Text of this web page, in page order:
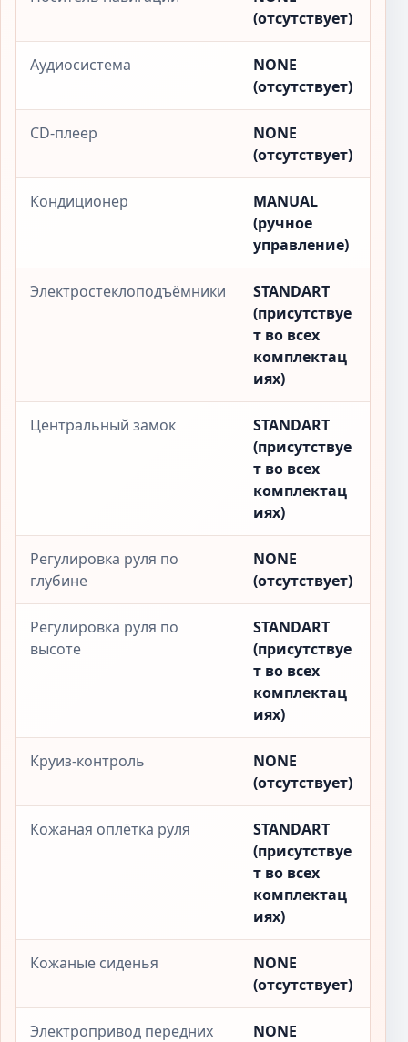
(отсутствует)
Аудиосистема
NONE
(отсутствует)
CD-плеер
NONE
(отсутствует)
Кондиционер
MANUAL
(ручное
управление)
Электростеклоподъёмники
STANDART
(присутствуе
т во всех
комплектац
иях)
Центральный замок
STANDART
(присутствуе
т во всех
комплектац
иях)
Регулировка руля по
глубине
NONE
(отсутствует)
Регулировка руля по
высоте
STANDART
(присутствуе
т во всех
комплектац
иях)
Круиз-контроль
NONE
(отсутствует)
Кожаная оплётка руля
STANDART
(присутствуе
т во всех
комплектац
иях)
Кожаные сиденья
NONE
(отсутствует)
Электропривод передних
NONE